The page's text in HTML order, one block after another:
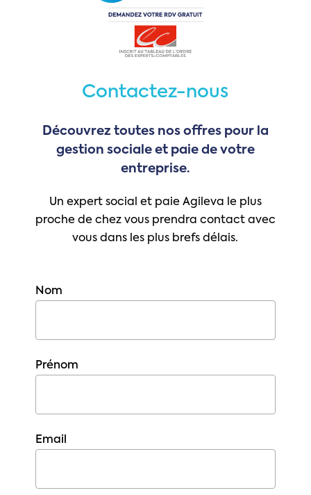
Contactez-nous
Découvrez toutes nos offres pour la
gestion sociale et paie de votre
entreprise.
Un expert social et paie Agileva le plus
proche de chez vous prendra contact avec
vous dans les plus brefs délais.
Nom
Prénom
Email